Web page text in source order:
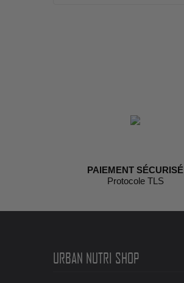
PAIEMENT SÉCURISÉ
Protocole TLS
URBAN NUTRI SHOP